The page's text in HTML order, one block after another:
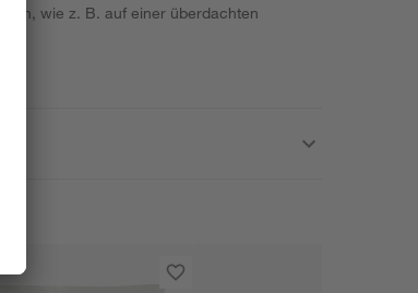
wie z. B. auf einer überdachten